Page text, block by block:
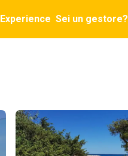
Experience Sei un gestore?